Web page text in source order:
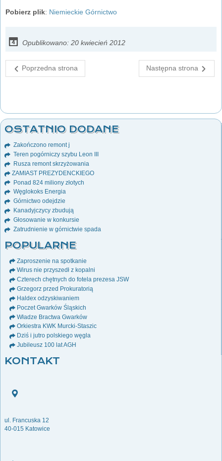
Pobierz plik: Niemieckie Górnictwo
Opublikowano: 20 kwiecień 2012
Poprzedna strona Następna strona
OSTATNIO DODANE
Zakończono remont j
Teren pogórniczy szybu Leon III
Rusza remont skrzyżowania
ZAMIAST PREZYDENCKIEGO
Ponad 824 miliony złotych
Węglokoks Energia
Górnictwo odejdzie
Kanadyjczycy zbudują
Głosowanie w konkursie
Zatrudnienie w górnictwie spada
POPULARNE
Zaproszenie na spotkanie
Wirus nie przyszedł z kopalni
Czterech chętnych do fotela prezesa JSW
Grzegorz przed Prokuratorią
Haldex odzyskiwaniem
Poczet Gwarków Śląskich
Władze Bractwa Gwarków
Orkiestra KWK Murcki-Staszic
Dziś i jutro polskiego węgla
Jubileusz 100 lat AGH
KONTAKT
ul. Francuska 12
40-015 Katowice